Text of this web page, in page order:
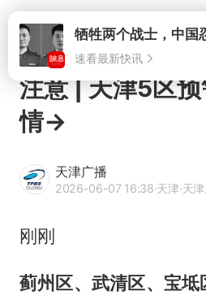
速看最新快讯
注意 | 天津5区
情→
天津广播
2026-06-07 16:38·天津·天津
刚刚
蓟州区、武清区、宝